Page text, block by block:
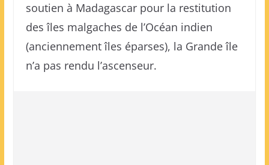
soutien à Madagascar pour la restitution
des îles malgaches de l’Océan indien
(anciennement îles éparses), la Grande île
n’a pas rendu l’ascenseur.